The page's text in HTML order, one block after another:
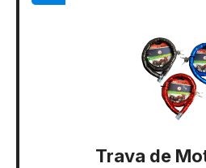
Trava de